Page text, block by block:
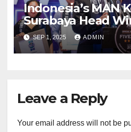
Indonesia’s MAN
Surabaya Head
Indonesia
Leadership
Bali
SEP 1, 2025 ADMIN
Leave a Reply
Your email address will not be